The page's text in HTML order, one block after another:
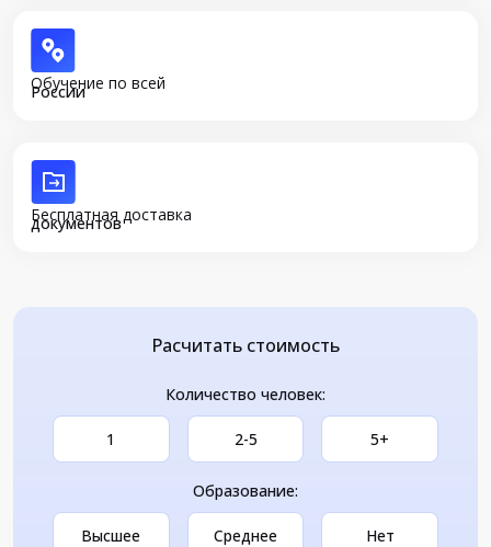
Обучение по всей
России
Бесплатная доставка
документов
Расчитать стоимость
Количество человек:
1 2-5 5+
Образование:
Высшее Среднее Нет